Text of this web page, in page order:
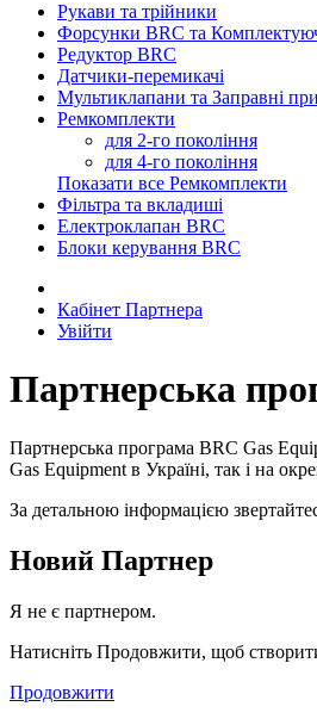
Рукави та трійники
Форсунки BRC та
Редуктор BRC
Датчики-перемикачі
Мультиклапани та Заправні
Ремкомплекти
для 2-го покоління
для 4-го покоління
Показати все Ремкомплекти
Фільтра та вкладиші
Електроклапан BRC
Блоки керування BRC
Кабінет Партнера
Увійти
Партнерська
Партнерська програма BRC Gas
Gas Еquipment в Україні, так і на
За детальною інформацією
Новий Партнер
Я не є партнером.
Натисніть Продовжити, щоб
Продовжити